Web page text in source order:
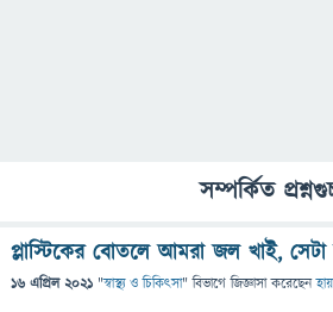
সম্পর্কিত
প্লাস্টিকের বোতলে আমরা জল খাই, সেটা
16 এপ্রিল 2021 "স্বাস্থ্য ও চিকিৎসা" বিভাগে জিজ্ঞাসাকরেছেন